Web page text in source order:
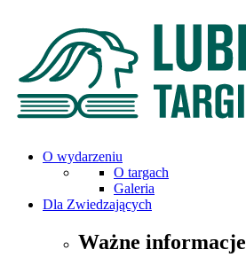
O wydarzeniu
O targach
Galeria
Dla Zwiedzających
Ważne informacje